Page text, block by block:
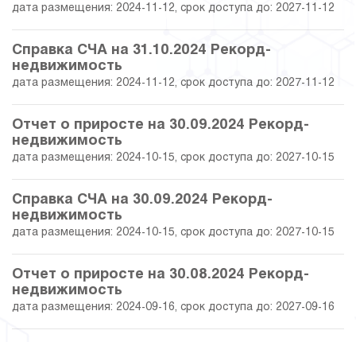
28.04.2018 15.83 26 969 250.00
30.03.2018 16.16 27 052 500.00
28.02.2018 15.06 26 778 750.00
31.01.2018 15.24 26 822 865.25
29.12.2017 27 970 298.19
30.11.2017 15.37 28 512 897.43
дата размещения: 2024-11-12, срок доступа до: 2027-11-12
Справка СЧА на 31.10.2024 Рекорд-
недвижимость
дата размещения: 2024-11-12, срок доступа до: 2027-11-12
Отчет о приросте на 30.09.2024 Рекорд-
недвижимость
дата размещения: 2024-10-15, срок доступа до: 2027-10-15
Справка СЧА на 30.09.2024 Рекорд-
недвижимость
дата размещения: 2024-10-15, срок доступа до: 2027-10-15
Отчет о приросте на 30.08.2024 Рекорд-
недвижимость
дата размещения: 2024-09-16, срок доступа до: 2027-09-16